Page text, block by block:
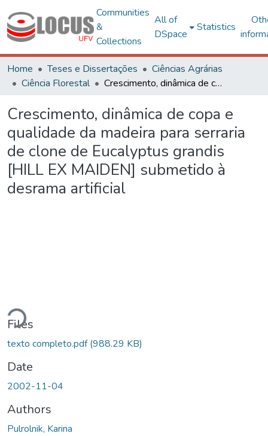
Communities
&
Collections
All of
DSpace
Statistics
Home Teses e Dissertações
Ciências Agrárias
Ciência Florestal
Crescimento, dinâmica de copa e qualidade da madeira para serraria de clone de Eucalyptus grandis [HILL EX MAIDEN] submetido à desrama artificial
Crescimento, dinâmica de copa e
qualidade da madeira para serraria
de clone de Eucalyptus grandis
[HILL EX MAIDEN] submetido à
desrama artificial
Loading...
Files
texto completo.pdf(988.29 KB)
Date
2002-11-04
Authors
Pulrolnik, Karina